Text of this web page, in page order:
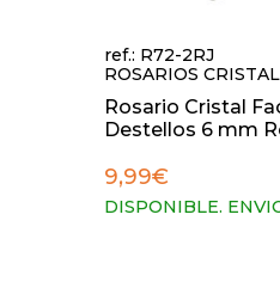
ref.: R72-2RJ
ROSARIOS CRISTAL
Rosario Cristal
Destellos 6 mm
9,99€
DISPONIBLE.